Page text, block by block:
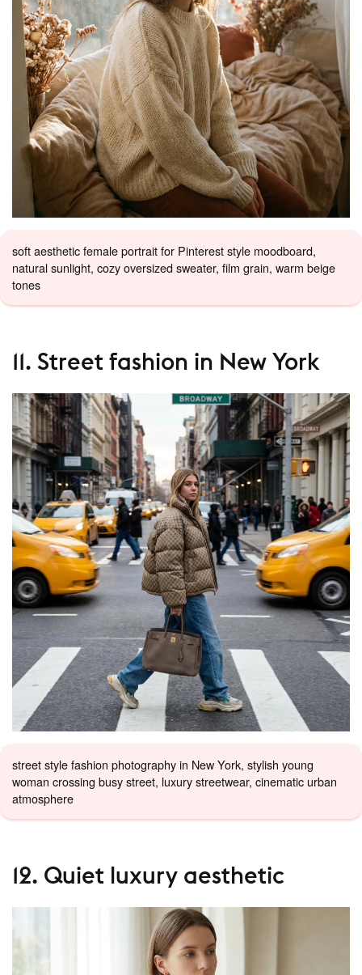
soft aesthetic female portrait for Pinterest style moodboard,
natural sunlight, cozy oversized sweater, film grain, warm beige
tones
11. Street fashion in New York
street style fashion photography in New York, stylish young
woman crossing busy street, luxury streetwear, cinematic urban
atmosphere
12. Quiet luxury aesthetic